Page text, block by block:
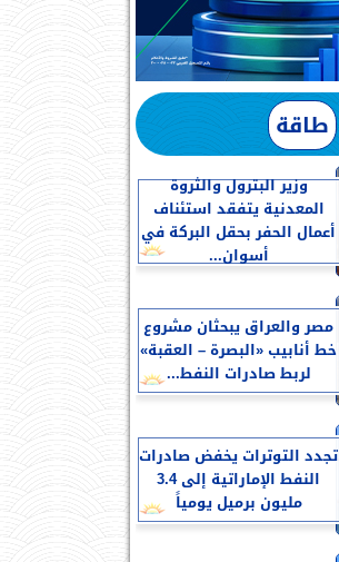
طاقة
وزير البترول والثروة
المعدنية يتفقد استئناف
أعمال الحفر بحقل البركة في
أسوان...
مصر والعراق يبحثان مشروع
خط أنابيب «البصرة – العقبة»
لربط صادرات النفط...
تجدد التوترات يخفض صادرات
النفط الإماراتية إلى 3.4
مليون برميل يومياً